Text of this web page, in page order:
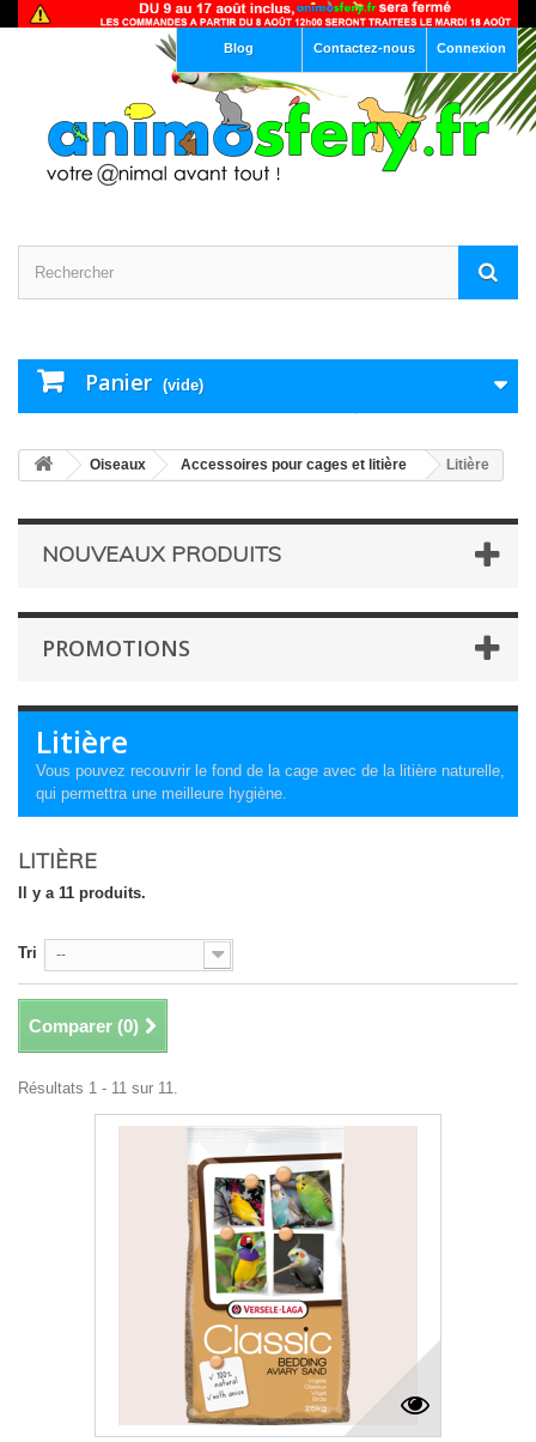
Connexion
Contactez-nous
Blog
Panier (vide)
Oiseaux Accessoires pour cages et litière Litière
NOUVEAUX PRODUITS
PROMOTIONS
Litière
Vous pouvez recouvrir le fond de la cage avec de la litière naturelle,
qui permettra une meilleure hygiène.
LITIÈRE
Il y a 11 produits.
Tri --
Comparer (0)
Résultats 1 - 11 sur 11.